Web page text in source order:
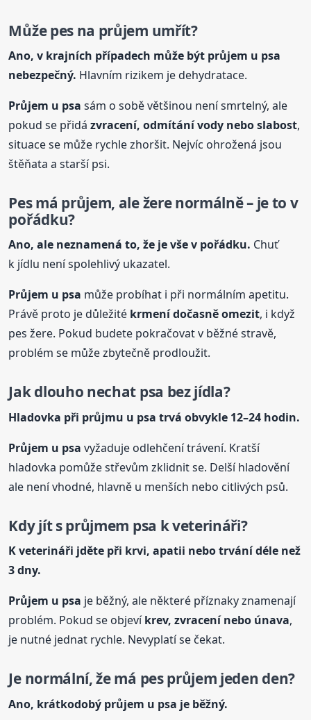
Může pes na průjem umřít?
Ano, v krajních případech může být průjem u psa
nebezpečný. Hlavním rizikem je dehydratace.
Průjem u psa sám o sobě většinou není smrtelný, ale
pokud se přidázvracení, odmítání vody nebo slabost,
situace se může rychle zhoršit. Nejvíc ohrožená jsou
štěňata a starší psi.
Pes má průjem, ale žere normálně – je to v
pořádku?
Ano, ale neznamená to, že je vše v pořádku. Chuť
k jídlu není spolehlivý ukazatel.
Průjem u psa může probíhat i při normálním apetitu.
Právě proto je důležité krmení dočasně omezit, i když
pes žere. Pokud budete pokračovat v běžné stravě,
problém se může zbytečně prodloužit.
Jak dlouho nechat psa bez jídla?
Hladovka při průjmu u psa trvá obvykle 12–24 hodin.
Průjem u psa vyžaduje odlehčení trávení. Kratší
hladovka pomůže střevům zklidnit se. Delší hladovění
ale není vhodné, hlavně u menších nebo citlivých psů.
Kdy jít s průjmem psa k veterináři?
K veterináři jděte při krvi, apatii nebo trvání déle než
3 dny.
Průjem u psa je běžný, ale některé příznaky znamenají
problém. Pokud se objevíkrev, zvracení nebo únava,
je nutné jednat rychle. Nevyplatí se čekat.
Je normální, že má pes průjem jeden den?
Ano, krátkodobý průjem u psa je běžný.